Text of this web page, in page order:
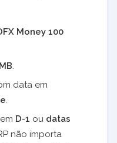
Money 100
.
data em
.
D-1 ou datas
não importa